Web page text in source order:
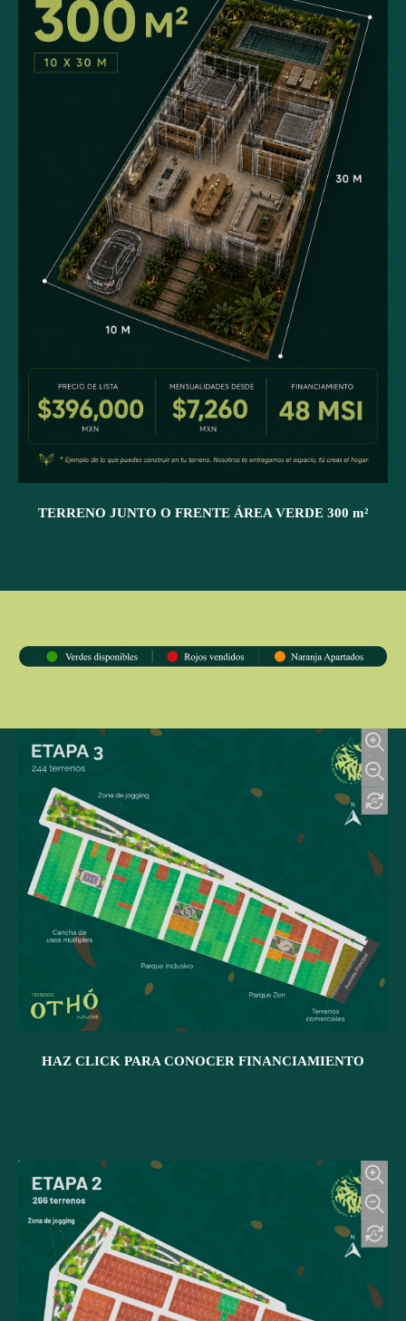
TERRENO JUNTO O FRENTE ÁREA VERDE 300 m²
HAZ CLICK PARA CONOCER FINANCIAMIENTO